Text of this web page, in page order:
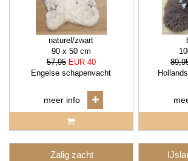
naturel/zwart
90 x 50 cm
57,95 EUR 40
Engelse schapenvacht
meer info
Zalig zacht